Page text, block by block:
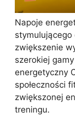
Napoje
stymulującego
zwiększenie
szerokiej
energetyczny
społeczności
zwiększonej
treningu.